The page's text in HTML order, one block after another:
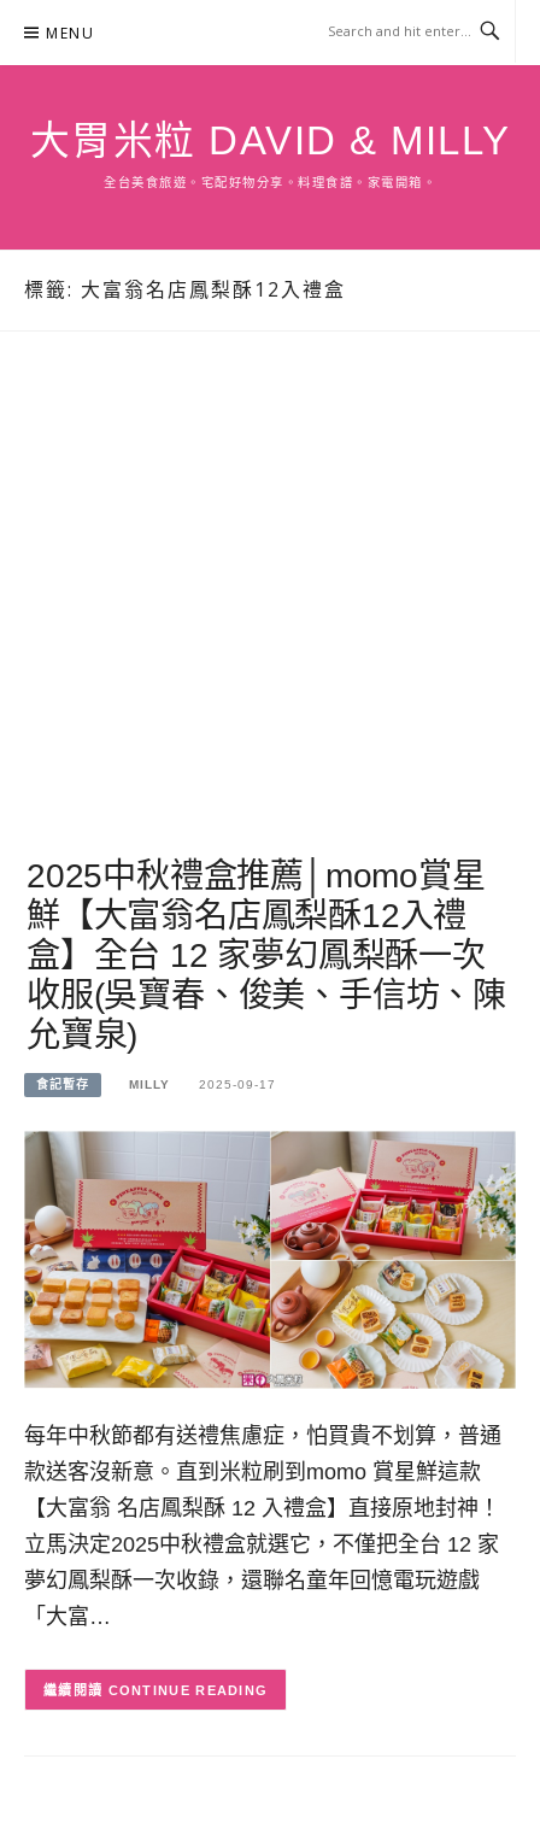
content
MENU
大胃米粒 DAVID & MILLY
全台美食旅遊。宅配好物分享。料理食譜。家電開箱。
標籤: 大富翁名店鳳梨酥12入禮盒
2025中秋禮盒推薦│momo賞星
鮮【大富翁名店鳳梨酥12入禮
盒】全台 12 家夢幻鳳梨酥一次
收服(吳寶春、俊美、手信坊、陳
允寶泉)
食記暫存 MILLY 2025-09-17
每年中秋節都有送禮焦慮症，怕買貴不划算，普通
款送客沒新意。直到米粒刷到momo 賞星鮮這款
【大富翁 名店鳳梨酥 12 入禮盒】直接原地封神！
立馬決定2025中秋禮盒就選它，不僅把全台 12 家
夢幻鳳梨酥一次收錄，還聯名童年回憶電玩遊戲
「大富…
CONTINUE READING